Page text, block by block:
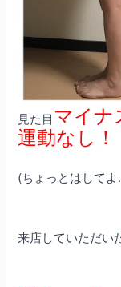
見た目 マイナ
運動なし！
(ちょっとはして
来店していただい